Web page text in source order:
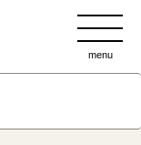
menu